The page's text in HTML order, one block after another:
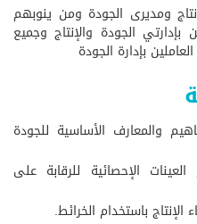
ومديرى الجودة ومن ينوبهم
الجودة والإنتاج وجميع
بإدارة الجودة
والمعارف الأساسية للجودة
الإحصائية للرقابة على
الإنتاج باستخدام الخرائط.